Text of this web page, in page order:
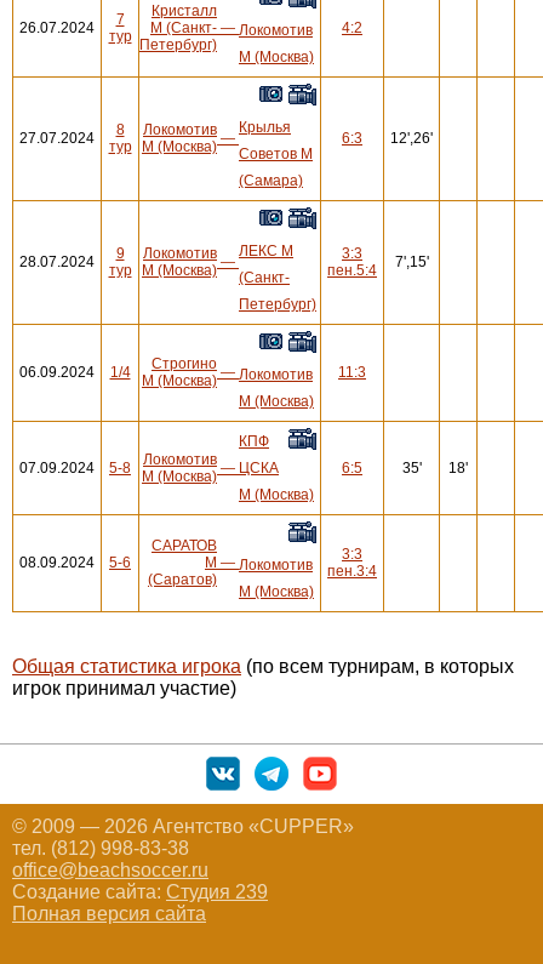
26.07.2024
7
тур
Кристалл
М (Санкт-
Петербург)
— Локомотив
М (Москва)
4:2
27.07.2024
8
тур
Локомотив
М (Москва) —
Крылья
Советов М
(Самара)
6:3 12',26'
28.07.2024
9
тур
Локомотив
М (Москва) —
ЛЕКС М
(Санкт-
Петербург)
3:3
пен.5:4
7',15'
06.09.2024 1/4
Строгино
М (Москва) — Локомотив
М (Москва)
11:3
07.09.2024 5-8
Локомотив
М (Москва) —
КПФ
ЦСКА
М (Москва)
6:5 35' 18'
08.09.2024 5-6
САРАТОВ
М
(Саратов)
— Локомотив
М (Москва)
3:3
пен.3:4
Общая статистика игрока (по всем турнирам, в которых
игрок принимал участие)
© 2009 — 2026 Агентство «CUPPER»
тел. (812) 998-83-38
office@beachsoccer.ru
Создание сайта: Студия 239
Полная версия сайта